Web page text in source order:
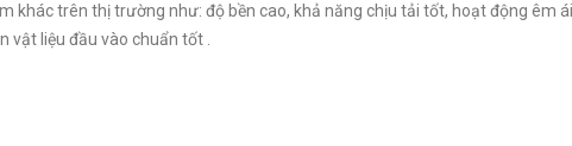
khác trên thị trường như: độ bền cao, khả năng chịu tải tốt, hoạt động êm
vật liệu đầu vào chuẩn tốt .